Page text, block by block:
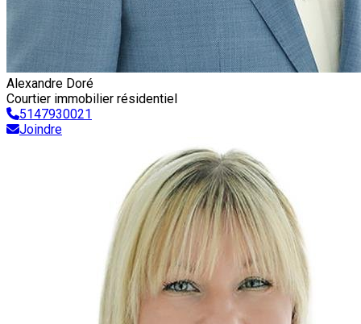
Alexandre Doré
Courtier immobilier résidentiel
5147930021
Joindre